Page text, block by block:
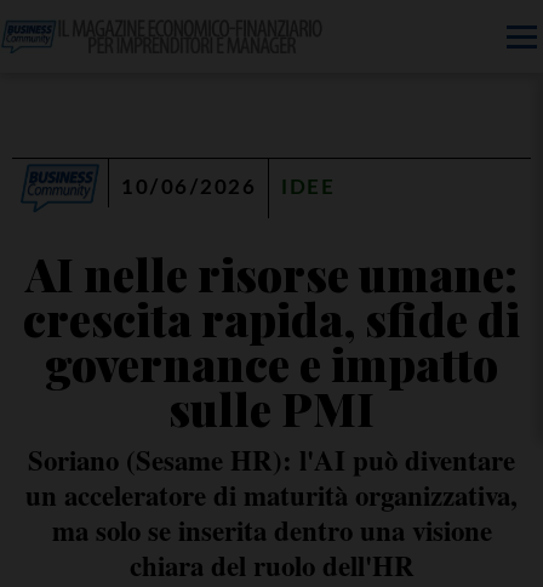
10/06/2026 IDEE
AI nelle risorse umane:
crescita rapida, sfide di
governance e impatto
sulle PMI
Soriano (Sesame HR): l'AI può diventare
un acceleratore di maturità organizzativa,
ma solo se inserita dentro una visione
chiara del ruolo dell'HR